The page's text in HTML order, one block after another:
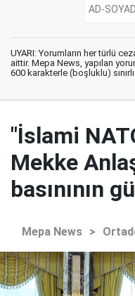
UYARI: Yorumların her türlü
aittir. Mepa News, yapılan
600 karakterle (boşluklu)
"İslami
Mekke
basınının
Mepa News >